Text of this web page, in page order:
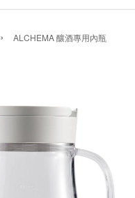
› ALCHEMA 釀酒專用內瓶